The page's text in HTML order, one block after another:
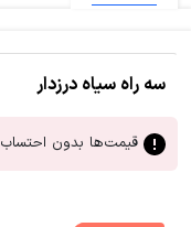
سه راه سیاه درزدار
قیمت‌ها بدون احتساب 9 درصد مالیات بر ارزش افزوده است.